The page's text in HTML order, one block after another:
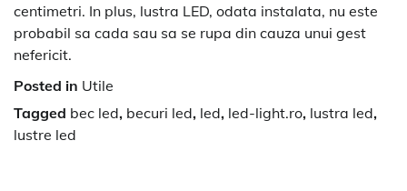
centimetri. In plus, lustra LED, odata instalata, nu este
probabil sa cada sau sa se rupa din cauza unui gest
nefericit.
Posted in Utile
Tagged bec led, becuri led, led, led-light.ro, lustra led,
lustre led